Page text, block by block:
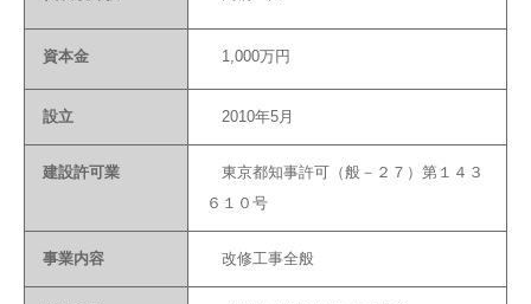
資本金 1,000万円
設立 2010年5月
建設許可業
東京都知事許可（般－２７）第１４３
６１０号
事業内容 改修工事全般